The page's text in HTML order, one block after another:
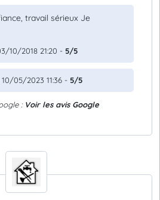
travail sérieux Je
10/2018 21:20 - 5/5
10/05/2023 11:36 - 5/5
: Voir les avis Google